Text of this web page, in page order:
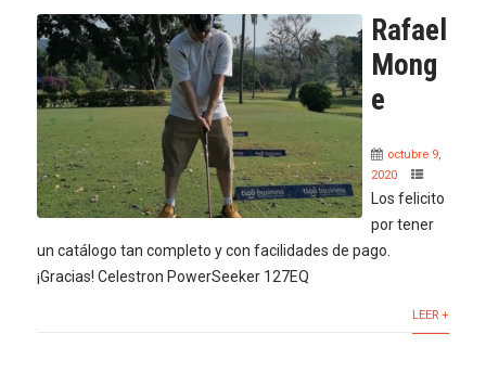
Rafael
Mong
e
octubre 9,
2020
Los felicito
por tener
un catálogo tan completo y con facilidades de pago.
¡Gracias! Celestron PowerSeeker 127EQ
LEER +